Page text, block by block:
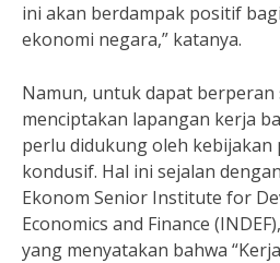
ini akan berdampak positif
ekonomi negara,” katanya.
Namun, untuk dapat berperan
menciptakan lapangan kerja
perlu didukung oleh kebijakan
kondusif. Hal ini sejalan
Ekonom Senior Institute for
Economics and Finance
yang menyatakan bahwa